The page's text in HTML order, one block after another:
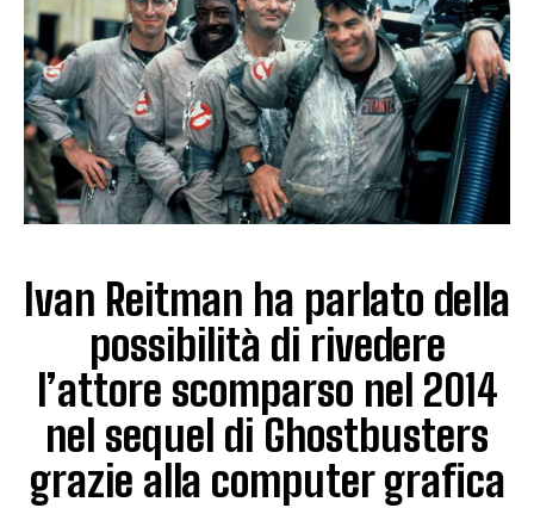
Ivan Reitman ha parlato della
possibilità di rivedere
l’attore scomparso nel 2014
nel sequel di Ghostbusters
grazie alla computer grafica